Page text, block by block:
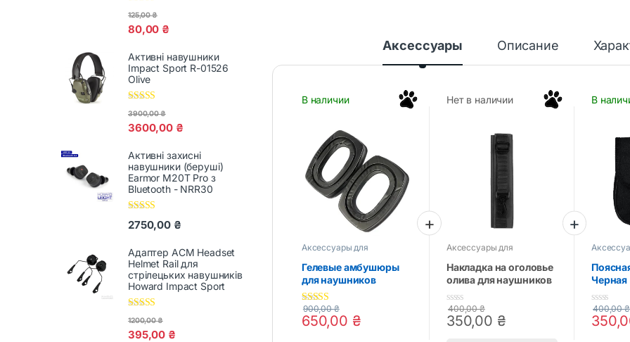
Аксессуары Описание
В наличии
Аксессуары для
наушников
аксессуары
Гелевые амбушюры
для наушников
Howard Leight Impact
Sport/Bolt/Pro
5.00out of 5
650,00 ₴
900,00₴
Нет в наличии
Аксессуары для
наушников
аксессуары
Накладка на оголовье
олива для наушников
0
o
350,00 ₴
400,00₴
В
Черная
0
o
400,00₴
Оцінено в
5.00
80,00 ₴
125,00₴
Активні навушники
Impact Sport R-01526
Olive
Оцінено в
з 5
3600,00 ₴
3900,00₴
Активні захисні
навушники (беруші)
Earmor M20T Pro з
Bluetooth - NRR30
Оцінено в
5.00з 5
2750,00 ₴
Адаптер ACM Headset
Helmet Rail для
стрілецьких навушників
Howard Impact Sport
Оцінено в
5.00з 5
395,00 ₴
1200,00₴